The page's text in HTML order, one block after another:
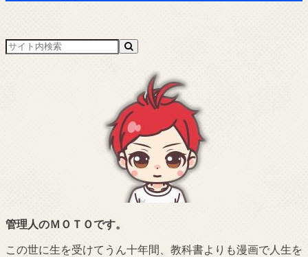
管理人のＭＯＴＯです。
この世に生を受けてうん十年間、教科書よりも漫画で人生を